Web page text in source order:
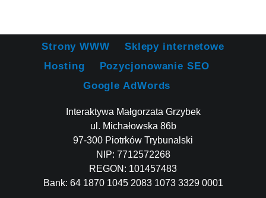
Strony WWW
Sklepy internetowe
Hosting
Pozycjonowanie SEO
Google AdWords
Interaktywa Małgorzata Grzybek
ul. Michałowska 86b
97-300 Piotrków Trybunalski
NIP: 7712572268
REGON: 101457483
Bank: 64 1870 1045 2083 1073 3329 0001